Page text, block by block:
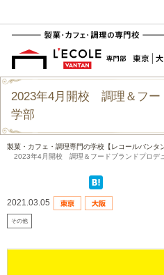
2023年4月開校 調理＆フー
学部
製菓・カフェ・調理専門の学校【レコールバンタ
2023年4月開校 調理＆フードブランドプロデ
2021.03.05
その他